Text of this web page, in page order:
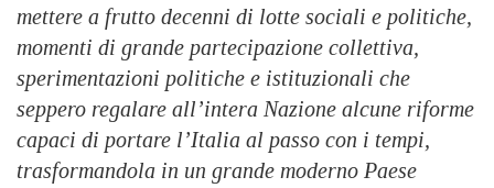
mettere a frutto decenni di lotte sociali e politiche,
momenti di grande partecipazione collettiva,
sperimentazioni politiche e istituzionali che
seppero regalare all’intera Nazione alcune riforme
capaci di portare l’Italia al passo con i tempi,
trasformandola in un grande moderno Paese